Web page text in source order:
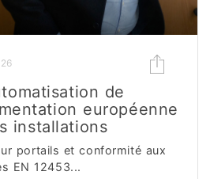
de
européenne
installations
portails et conformité aux
EN 12453...